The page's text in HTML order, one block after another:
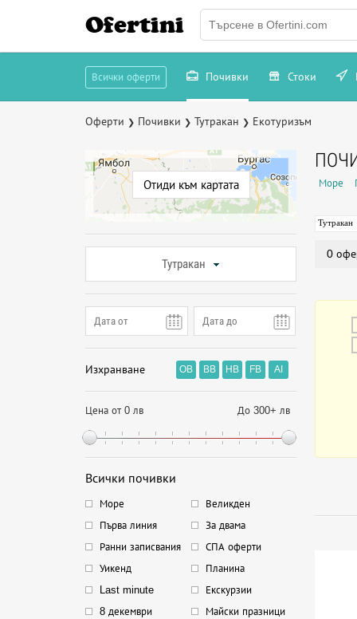
Ofertini
Всички оферти Почивки Стоки
Оферти ❯ Почивки ❯ Тутракан ❯ Екотуризъм
Отиди към картата
Тутракан
Изхранване OB BB HB FB AI
Цена от 0 лв До 300+ лв
Всички почивки
Море
Великден
Първа линия
За двама
Ранни записвания
СПА оферти
Уикенд
Планина
Last minute
Екскурзии
8 декември
Майски празници
Море
Тутракан
0